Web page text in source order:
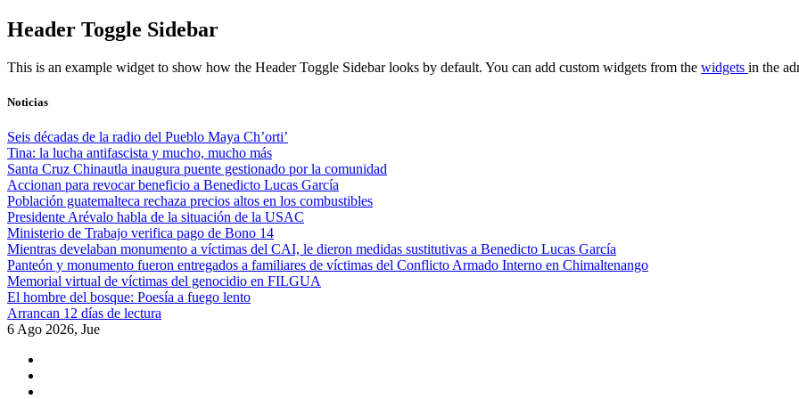
Skip
to
Header Toggle Sidebar
This is an example widget to show how the Header Toggle Sidebar looks by default. You can add custom widgets from the widgets in the
Noticias
Seis décadas de la radio del Pueblo Maya Ch’orti’
Tina: la lucha antifascista y mucho, mucho más
Santa Cruz Chinautla inaugura puente gestionado por la comunidad
Accionan para revocar beneficio a Benedicto Lucas García
Población guatemalteca rechaza precios altos en los combustibles
Presidente Arévalo habla de la situación de la USAC
Ministerio de Trabajo verifica pago de Bono 14
Mientras develaban monumento a víctimas del CAI, le dieron medidas sustitutivas a Benedicto Lucas García
Panteón y monumento fueron entregados a familiares de víctimas del Conflicto Armado Interno en Chimaltenango
Memorial virtual de víctimas del genocidio en FILGUA
El hombre del bosque: Poesía a fuego lento
Arrancan 12 días de lectura
6 Ago 2026, Jue